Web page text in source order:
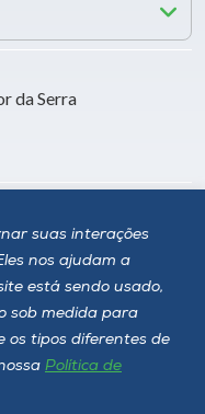
suas interações
nos ajudam a
está sendo usado,
sob medida para
os tipos diferentes de
Política de
da Serra